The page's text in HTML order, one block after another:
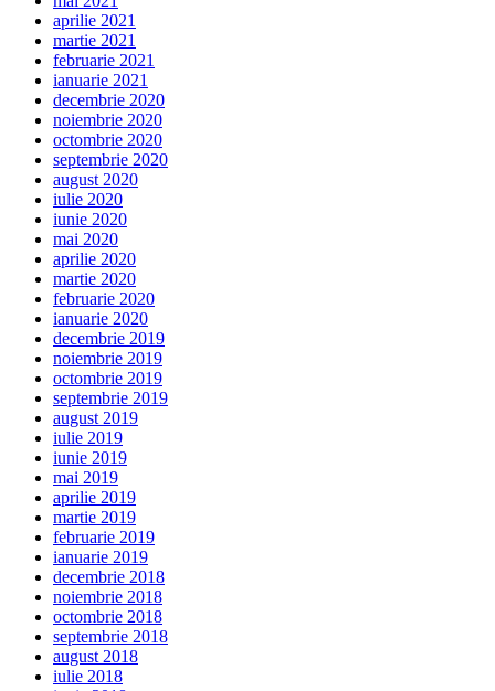
aprilie 2021
martie 2021
februarie 2021
ianuarie 2021
decembrie 2020
noiembrie 2020
octombrie 2020
septembrie 2020
august 2020
iulie 2020
iunie 2020
mai 2020
aprilie 2020
martie 2020
februarie 2020
ianuarie 2020
decembrie 2019
noiembrie 2019
octombrie 2019
septembrie 2019
august 2019
iulie 2019
iunie 2019
mai 2019
aprilie 2019
martie 2019
februarie 2019
ianuarie 2019
decembrie 2018
noiembrie 2018
octombrie 2018
septembrie 2018
august 2018
iulie 2018